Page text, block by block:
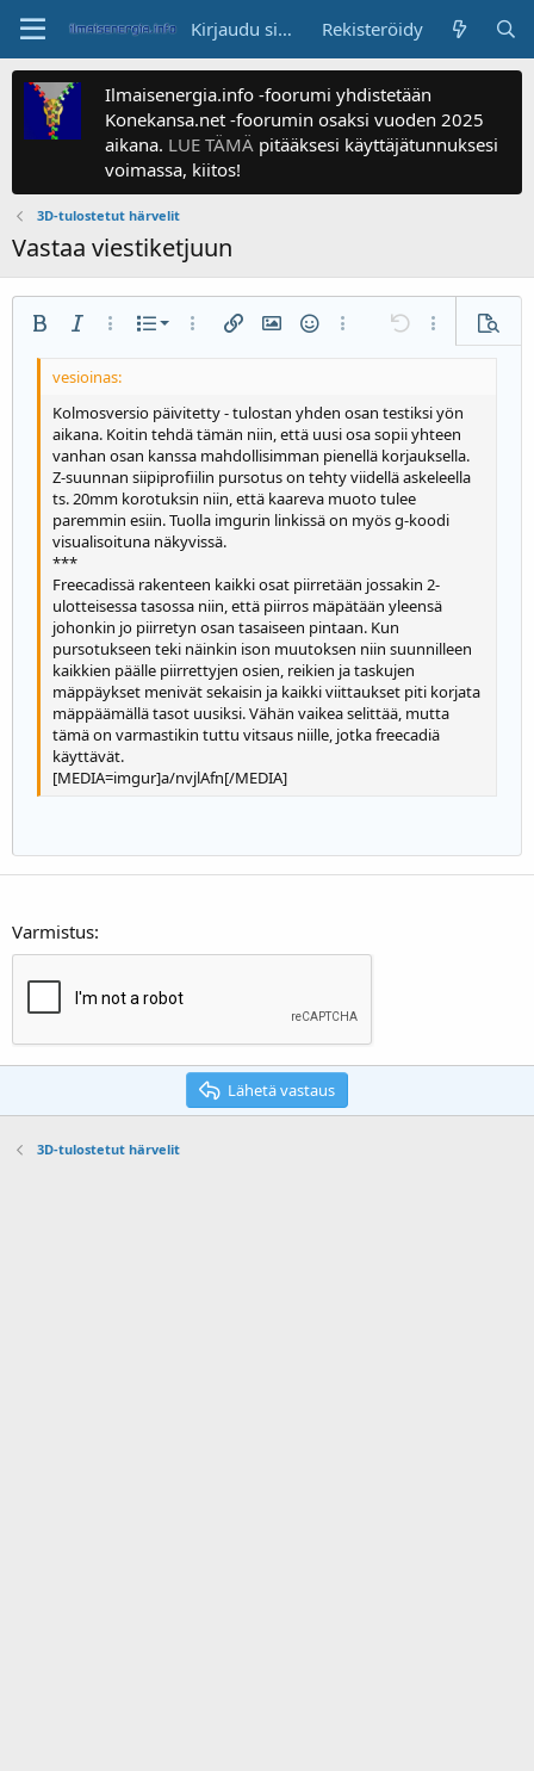
Kirjaudu sisään Rekisteröidy
Ilmaisenergia.info -foorumi yhdistetään
Konekansa.net -foorumin osaksi vuoden 2025
aikana. LUE TÄMÄ pitääksesi käyttäjätunnuksesi
voimassa, kiitos!
3D-tulostetut härvelit
Vastaa viestiketjuun
LihavoituKursivoitu
Enemmän valintoja...
Luettelo Numeroitu luettelo
Suurenna sisennystä
Pienennä sisennystä
Enemmän valintoja...
Lisää linkki
Lisää kuva
HymiötEnemmän valintoja...
KumoaEnemmän
Fonttikoko
9
10
12
15
18
22
26
Tekstin väriKirjasinperhe
Book Antiqua
Courier New
Georgia
Tahoma
Times New Roman
Trebuchet MS
Verdana
Tasaus
Tasaa vasemmalle
Keskitä
Tasaa oikealle
Tasaa teksti
Kappalemuoto
Otsake 1
Otsake 2
Otsake 3
SiteeraaMediaLisää taulukko
Tee uudelleen
BB-koodi päällä/pois
Poista muotoilu
Poista luonnos
Kolmosversio päivitetty - tulostan yhden osan testiksi yön
aikana. Koitin tehdä tämän niin, että uusi osa sopii yhteen
vanhan osan kanssa mahdollisimman pienellä korjauksella.
Z-suunnan siipiprofiilin pursotus on tehty viidellä askeleella
ts. 20mm korotuksin niin, että kaareva muoto tulee
paremmin esiin. Tuolla imgurin linkissä on myös g-koodi
visualisoituna näkyvissä.
***
Freecadissä rakenteen kaikki osat piirretään jossakin 2-
ulotteisessa tasossa niin, että piirros mäpätään yleensä
johonkin jo piirretyn osan tasaiseen pintaan. Kun
pursotukseen teki näinkin ison muutoksen niin suunnilleen
kaikkien päälle piirrettyjen osien, reikien ja taskujen
mäppäykset menivät sekaisin ja kaikki viittaukset piti korjata
mäppäämällä tasot uusiksi. Vähän vaikea selittää, mutta
tämä on varmastikin tuttu vitsaus niille, jotka freecadiä
käyttävät.
[MEDIA=imgur]a/nvjlAfn[/MEDIA]
Varmistus
Lähetä vastaus
3D-tulostetut härvelit